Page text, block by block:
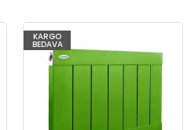
KARGO
BEDAVA